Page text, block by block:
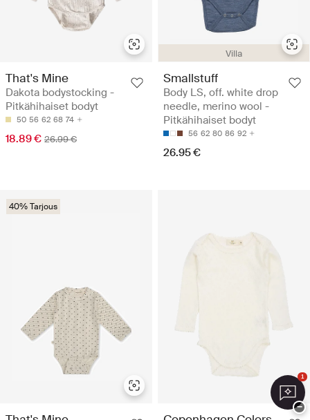
That's Mine
Dakota bodystocking -
Pitkähihaiset bodyt
50 56 62 68 74
18.89 € 26.99 €
Villa
Smallstuff
Body LS, off. white drop
needle, merino wool -
Pitkähihaiset bodyt
56 62 80 86 92
26.95 €
40% Tarjous
1
−